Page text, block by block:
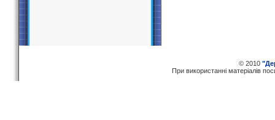
© 2010
При використаннi матерiалiв